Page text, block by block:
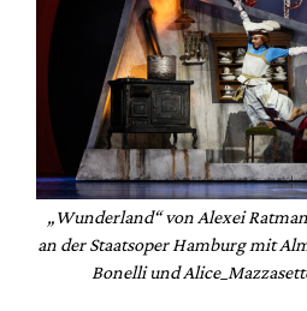
„Wunderland“ von Alexei
an der Staatsoper Hamburg mit
Bonelli und